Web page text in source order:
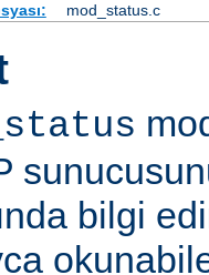
mod_status.c
bilgi